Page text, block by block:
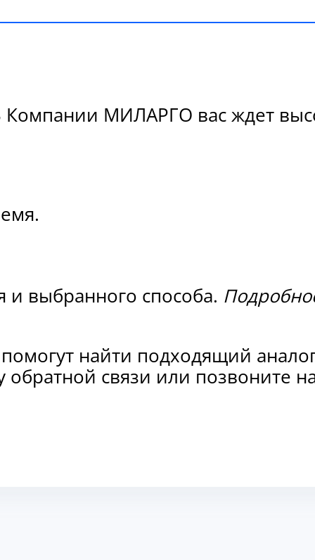
МИЛАРГО вас ждет
и выбранного способа.
найти подходящий
обратной связи или